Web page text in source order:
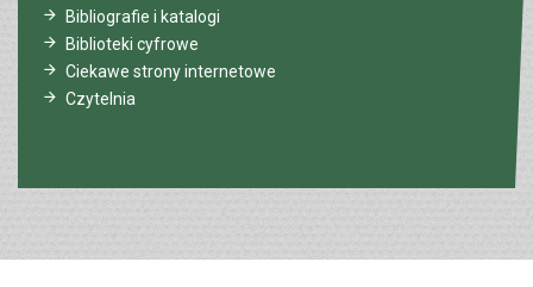
Bibliografie i katalogi
Biblioteki cyfrowe
Ciekawe strony internetowe
Czytelnia